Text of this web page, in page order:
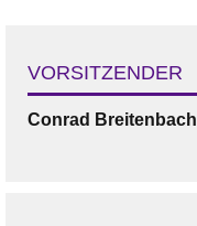
VORSITZENDER
Conrad Breitenbach